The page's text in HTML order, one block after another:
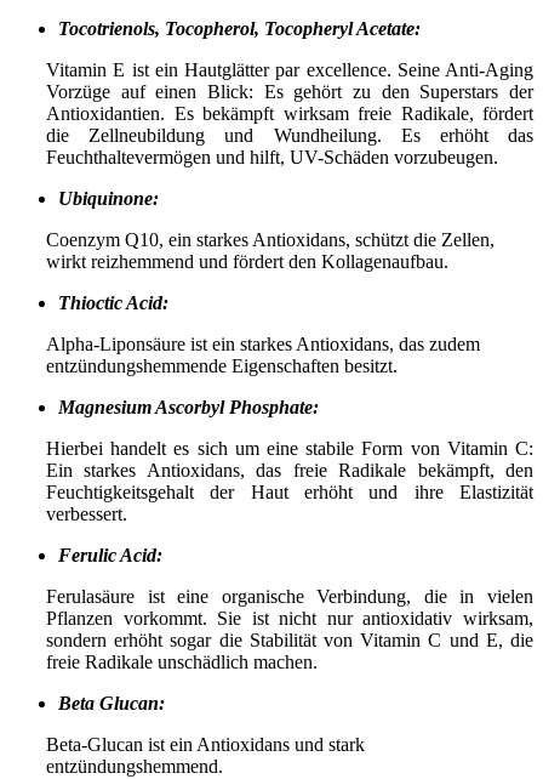
Tocotrienols, Tocopherol, Tocopheryl Acetate:
Vitamin E ist ein Hautglätter par excellence. Seine Anti-Aging
Vorzüge auf einen Blick: Es gehört zu den Superstars der
Antioxidantien. Es bekämpft wirksam freie Radikale, fördert
die Zellneubildung und Wundheilung. Es erhöht das
Feuchthaltevermögen und hilft, UV-Schäden vorzubeugen.
Ubiquinone:
Coenzym Q10, ein starkes Antioxidans, schützt die Zellen,
wirkt reizhemmend und fördert den Kollagenaufbau.
Thioctic Acid:
Alpha-Liponsäure ist ein starkes Antioxidans, das zudem
entzündungshemmende Eigenschaften besitzt.
Magnesium Ascorbyl Phosphate:
Hierbei handelt es sich um eine stabile Form von Vitamin C:
Ein starkes Antioxidans, das freie Radikale bekämpft, den
Feuchtigkeitsgehalt der Haut erhöht und ihre Elastizität
verbessert.
Ferulic Acid:
Ferulasäure ist eine organische Verbindung, die in vielen
Pflanzen vorkommt. Sie ist nicht nur antioxidativ wirksam,
sondern erhöht sogar die Stabilität von Vitamin C und E, die
freie Radikale unschädlich machen.
Beta Glucan:
Beta-Glucan ist ein Antioxidans und stark
entzündungshemmend.